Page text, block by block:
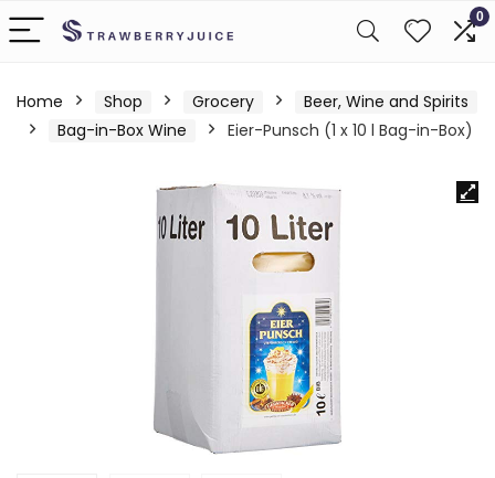
0
Home Shop Grocery
Beer, Wine and Spirits
Bag-in-Box Wine
Eier-Punsch (1 x 10 l Bag-in-Box)